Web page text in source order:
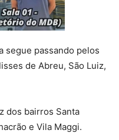
segue passando pelos
de Abreu, São Luiz,
dos bairros Santa
e Vila Maggi.